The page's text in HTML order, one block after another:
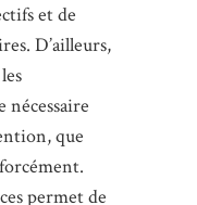
et de
D’ailleurs,
nécessaire
que
permet de